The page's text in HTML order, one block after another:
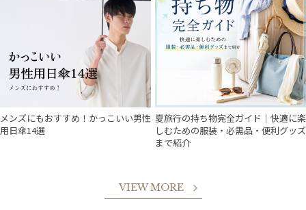
メンズにもおすすめ！かっこいい男性
用日傘14選
夏旅行の持ち物完全ガイド｜快適に楽
しむための服装・必需品・便利グッズ
まで紹介
VIEW MORE